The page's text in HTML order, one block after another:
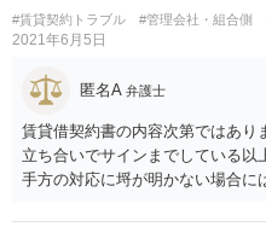
#賃貸契約トラブル #管理会社・組合側
2021年6月5日
匿名A 弁護士
賃貸借契約書の内容次第ではあり
立ち合いでサインまでしている
手方の対応に埒が明かない場合に
す。